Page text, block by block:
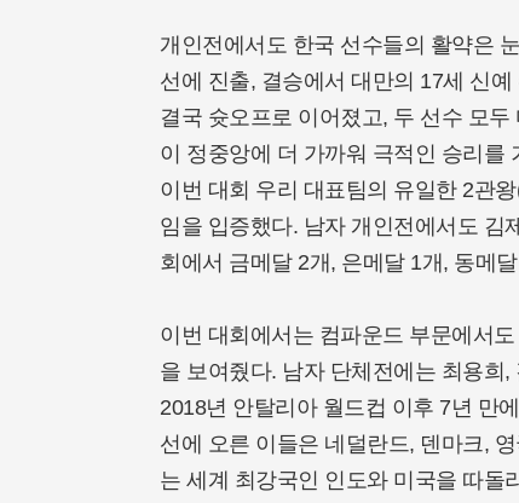
개인전에서도 한국 선수들의 활약은
선에 진출, 결승에서 대만의 17세 신
결국 슛오프로 이어졌고, 두 선수 모
이 정중앙에 더 가까워 극적인 승리를
이번 대회 우리 대표팀의 유일한 2관
임을 입증했다. 남자 개인전에서도 김
회에서 금메달 2개, 은메달 1개, 동메
이번 대회에서는 컴파운드 부문에서
을 보여줬다. 남자 단체전에는 최용희
2018년 안탈리아 월드컵 이후 7년 만
선에 오른 이들은 네덜란드, 덴마크,
는 세계 최강국인 인도와 미국을 따돌